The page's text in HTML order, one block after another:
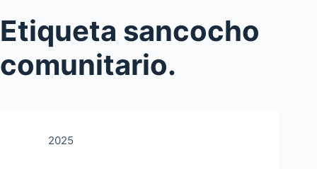
Etiqueta sancocho
comunitario.
2025